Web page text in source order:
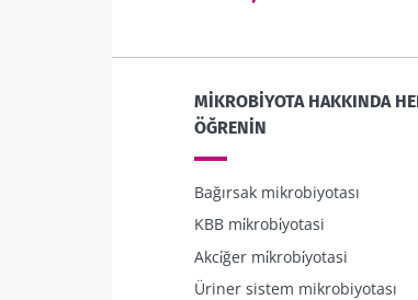
gizli
MIKROBIYOTA HAKKINDA
ÖĞRENIN
Bağırsak mikrobiyotası
KBB mi̇krobi̇yotasi
Akci̇ğer mi̇krobi̇yotasi
Üriner sistem mikrobiyotası